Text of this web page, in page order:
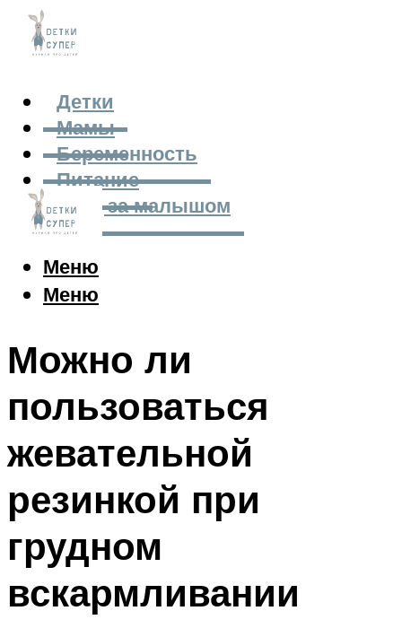
Детки
Мамы
Беременность
Питание
Уход за малышом
Меню
Меню
Можно ли
пользоваться
жевательной
резинкой при
грудном
вскармливании